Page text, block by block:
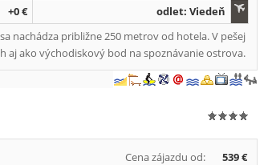
+0 €
odlet: Viedeň
nachádza približne 250 metrov od hotela. V pešej
aj ako východiskový bod na spoznávanie ostrova.
Cena zájazdu od:
539 €